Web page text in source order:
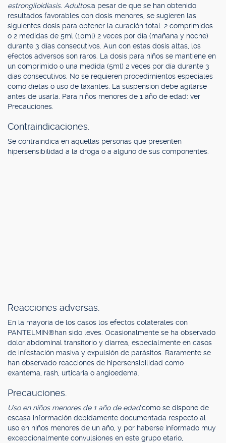
estrongiloidiasis. Adultos:a pesar de que se han obtenido
resultados favorables con dosis menores, se sugieren las
siguientes dosis para obtener la curación total: 2 comprimidos
o 2 medidas de 5ml (10ml) 2 veces por día (mañana y noche)
durante 3 días consecutivos. Aun con estas dosis altas, los
efectos adversos son raros. La dosis para niños se mantiene en
un comprimido o una medida (5ml) 2 veces por día durante 3
días consecutivos. No se requieren procedimientos especiales
como dietas o uso de laxantes. La suspensión debe agitarse
antes de usarla. Para niños menores de 1 año de edad: ver
Precauciones.
Contraindicaciones.
Se contraindica en aquellas personas que presenten
hipersensibilidad a la droga o a alguno de sus componentes.
Reacciones adversas.
En la mayoría de los casos los efectos colaterales con
PANTELMIN®han sido leves. Ocasionalmente se ha observado
dolor abdominal transitorio y diarrea, especialmente en casos
de infestación masiva y expulsión de parásitos. Raramente se
han observado reacciones de hipersensibilidad como
exantema, rash, urticaria o angioedema.
Precauciones.
Uso en niños menores de 1 año de edad:como se dispone de
escasa información debidamente documentada respecto al
uso en niños menores de un año, y por haberse informado muy
excepcionalmente convulsiones en este grupo etario,